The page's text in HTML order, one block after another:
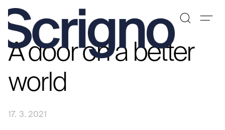
Přeskočit
A door on a better
world
17. 3. 2021